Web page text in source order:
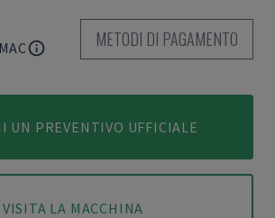
METODI DI PAGAMENTO
UN PREVENTIVO UFFICIALE
VISITA LA MACCHINA